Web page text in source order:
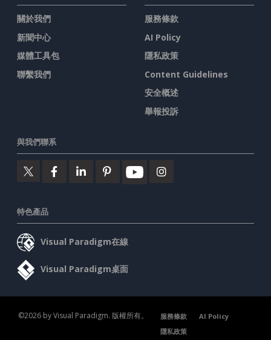
關於我們
新聞中心
媒體工具包
聯繫我們
服務條款
AI Policy
隱私政策
Content Guidelines
安全概述
舉報投訴
與我們聯系
特色產品
Visual Paradigm在線
Visual Paradigm桌面
©2026 by Visual Paradigm. 版權所有。 服務條款
AI Policy
隱私政策